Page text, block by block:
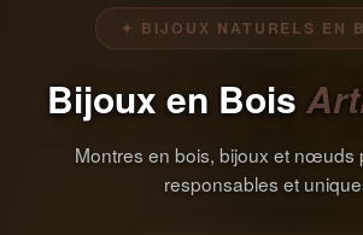
✦ BIJOUX NATURELS EN
Bijoux en Bois
Montres en bois, bijoux et nœuds
responsables et